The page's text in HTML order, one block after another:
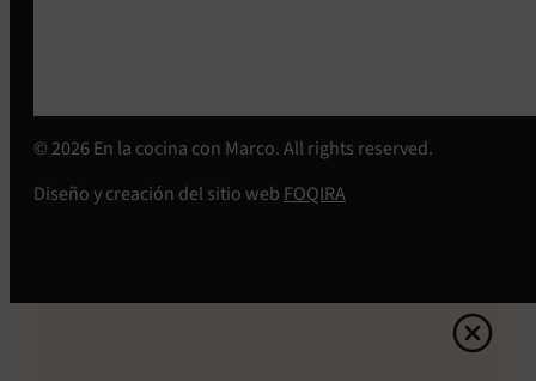
© 2026 En la cocina con Marco. All rights reserved.
Diseño y creación del sitio web FOQIRA